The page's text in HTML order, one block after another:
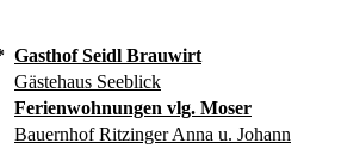
Gasthof Seidl Brauwirt
Gästehaus Seeblick
Ferienwohnungen vlg. Moser
Bauernhof Ritzinger Anna u. Johann